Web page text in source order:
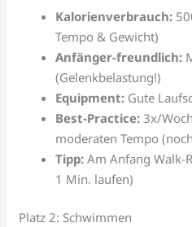
Kalorienverbrauch:
Tempo & Gewicht)
Anfänger-freundlich:
(Gelenkbelastung!)
Equipment: Gute
Best-Practice: 3x/
moderaten Tempo
Tipp: Am Anfang Walk-
1 Min. laufen)
Platz 2: Schwimmen